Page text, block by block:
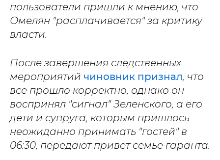
пользователи пришли к мнению, что
Омелян "расплачивается" за критику
власти.
После завершения следственных
мероприятий чиновник признал, что
все прошло корректно, однако он
воспринял "сигнал" Зеленского, а его
дети и супруга, которым пришлось
неожиданно принимать "гостей" в
06:30, передают привет семье гаранта.